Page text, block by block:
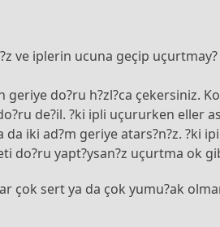
ve iplerin ucuna geçip
do?ru h?zl?ca çekersiniz.
de?il. ?ki ipli uçururken eller
da iki ad?m geriye atars?n?z. ?ki
do?ru yapt?ysan?z uçurtma ok
çok sert ya da çok yumu?ak